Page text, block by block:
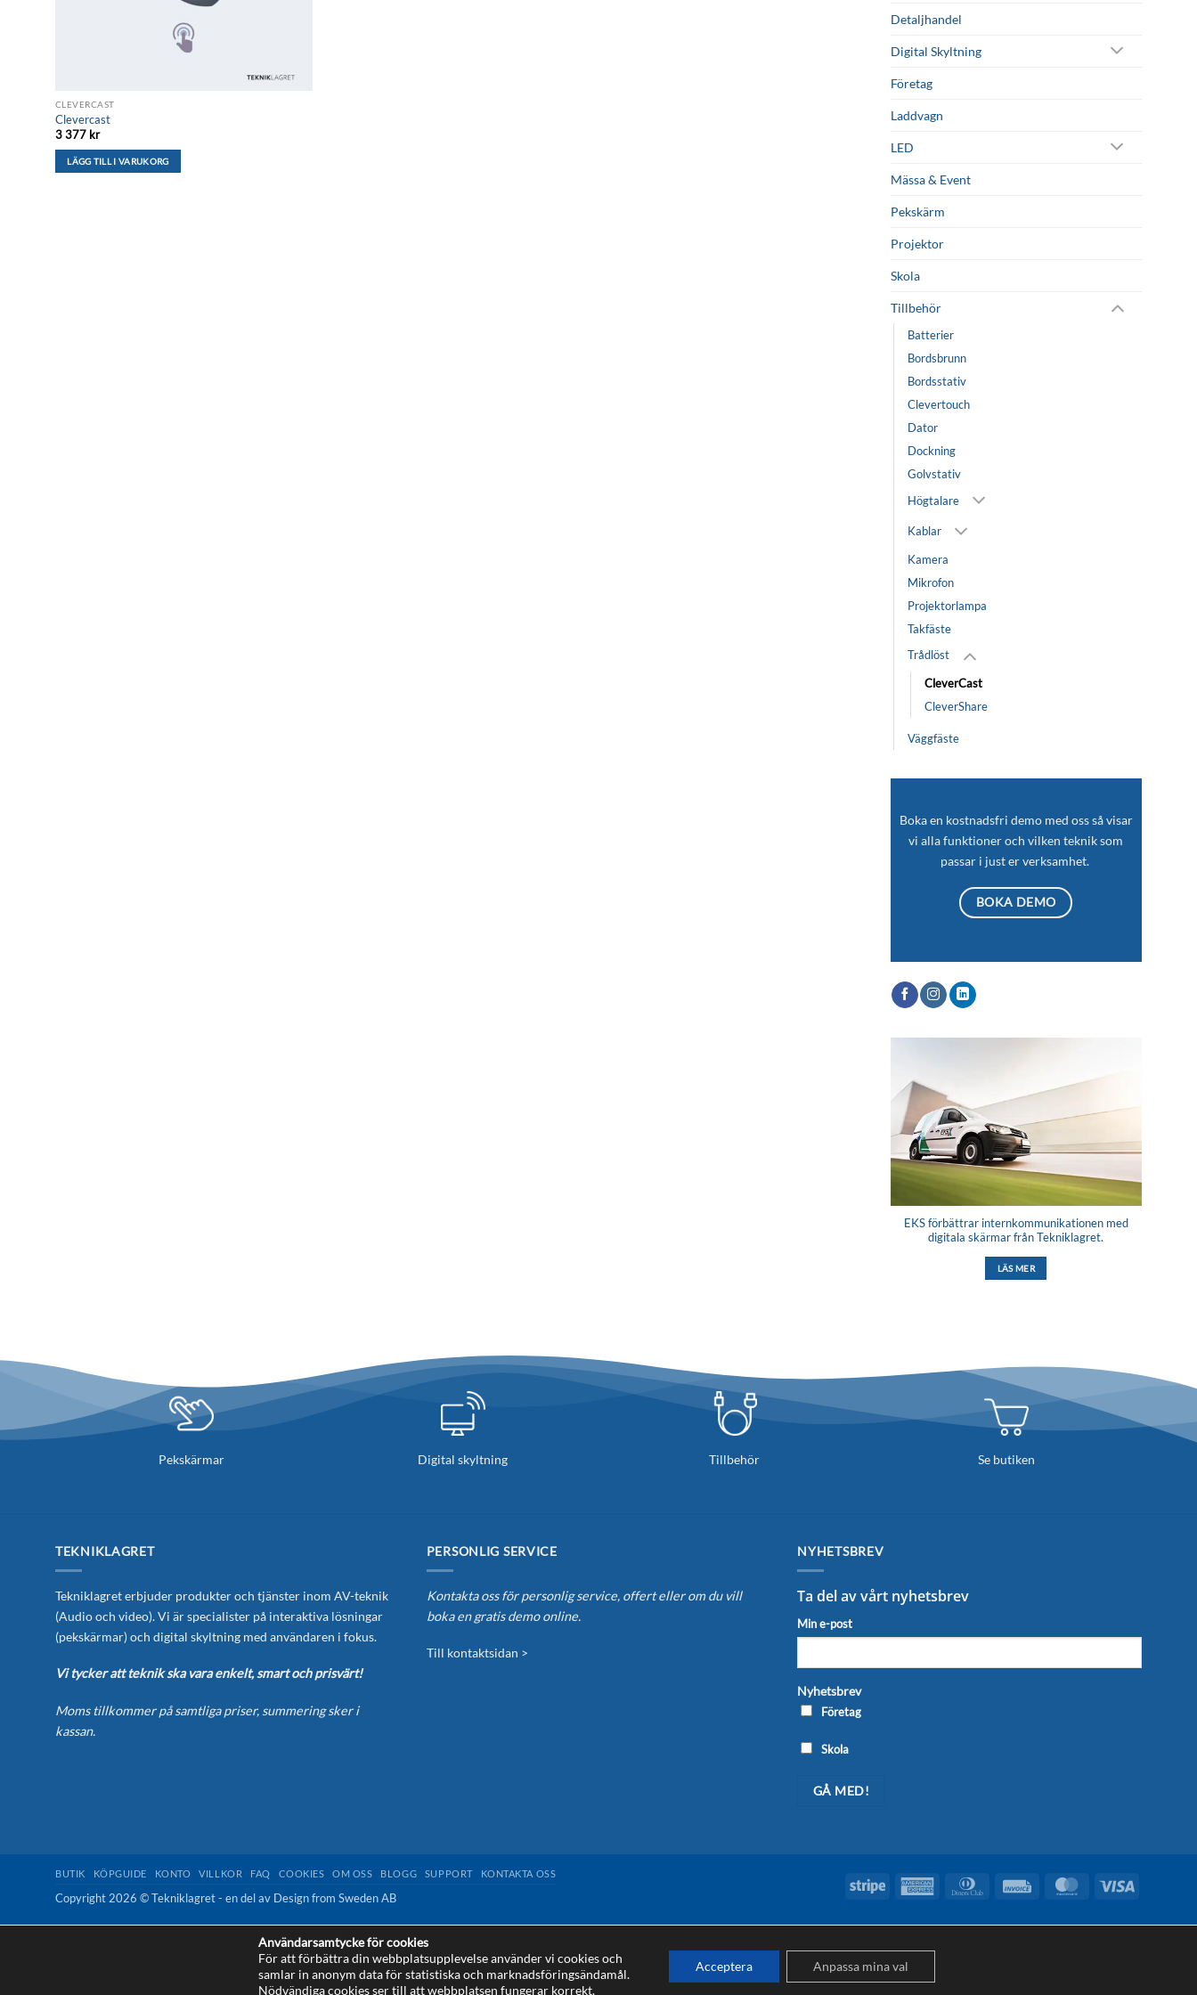
CLEVERCAST
Clevercast
3 377 kr
LÄGG TILL I VARUKORG
Detaljhandel
Digital Skyltning
Företag
Laddvagn
LED
Mässa & Event
Pekskärm
Projektor
Skola
Tillbehör
Batterier
Bordsbrunn
Bordsstativ
Clevertouch
Dator
Dockning
Golvstativ
Högtalare
Kablar
Kamera
Mikrofon
Projektorlampa
Takfäste
Trådlöst
CleverCast
CleverShare
Väggfäste
Boka en kostnadsfri demo med oss så visar
vi alla funktioner och vilken teknik som
passar i just er verksamhet.
BOKA DEMO
EKS förbättrar internkommunikationen med
digitala skärmar från Tekniklagret.
LÄS MER
Pekskärmar Digital skyltning Tillbehör Se butiken
TEKNIKLAGRET
Tekniklagret erbjuder produkter och tjänster inom AV-teknik
(Audio och video). Vi är specialister på interaktiva lösningar
(pekskärmar) och digital skyltning med användaren i fokus.
Vi tycker att teknik ska vara enkelt, smart och prisvärt!
Moms tillkommer på samtliga priser, summering sker i
kassan.
PERSONLIG SERVICE
Kontakta oss för personlig service, offert eller om du vill
boka en gratis demo online.
Till kontaktsidan >
NYHETSBREV
Ta del av vårt nyhetsbrev
Min e-post
Nyhetsbrev
Företag
Skola
Stripe
American
Dinners
Invoice MasterCard
BUTIK KÖPGUIDE KONTO VILLKOR FAQ COOKIES OM OSS BLOGG SUPPORT KONTAKTA OSS
Copyright 2026 © Tekniklagret - en del av Design from Sweden AB
This site is protected by reCAPTCHA and the Google Privacy PolicyandTerms of Service
Användarsamtycke för cookies
För att förbättra din webbplatsupplevelse använder vi cookies och
samlar in anonym data för statistiska och marknadsföringsändamål.
Nödvändiga cookies ser till att webbplatsen fungerar korrekt.
Acceptera Anpassa mina val